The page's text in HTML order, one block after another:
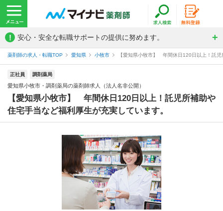
! 安心・安全な転職サポートの提供に努めます。
薬剤師の求人・転職TOP 愛知県 小牧市 【愛知県小牧市】 年間休日120日以上！託
正社員 調剤薬局
愛知県小牧市・調剤薬局の薬剤師求人（法人名非公開）
【愛知県小牧市】 年間休日120日以上！託児所補助や
住宅手当など福利厚生が充実しています。